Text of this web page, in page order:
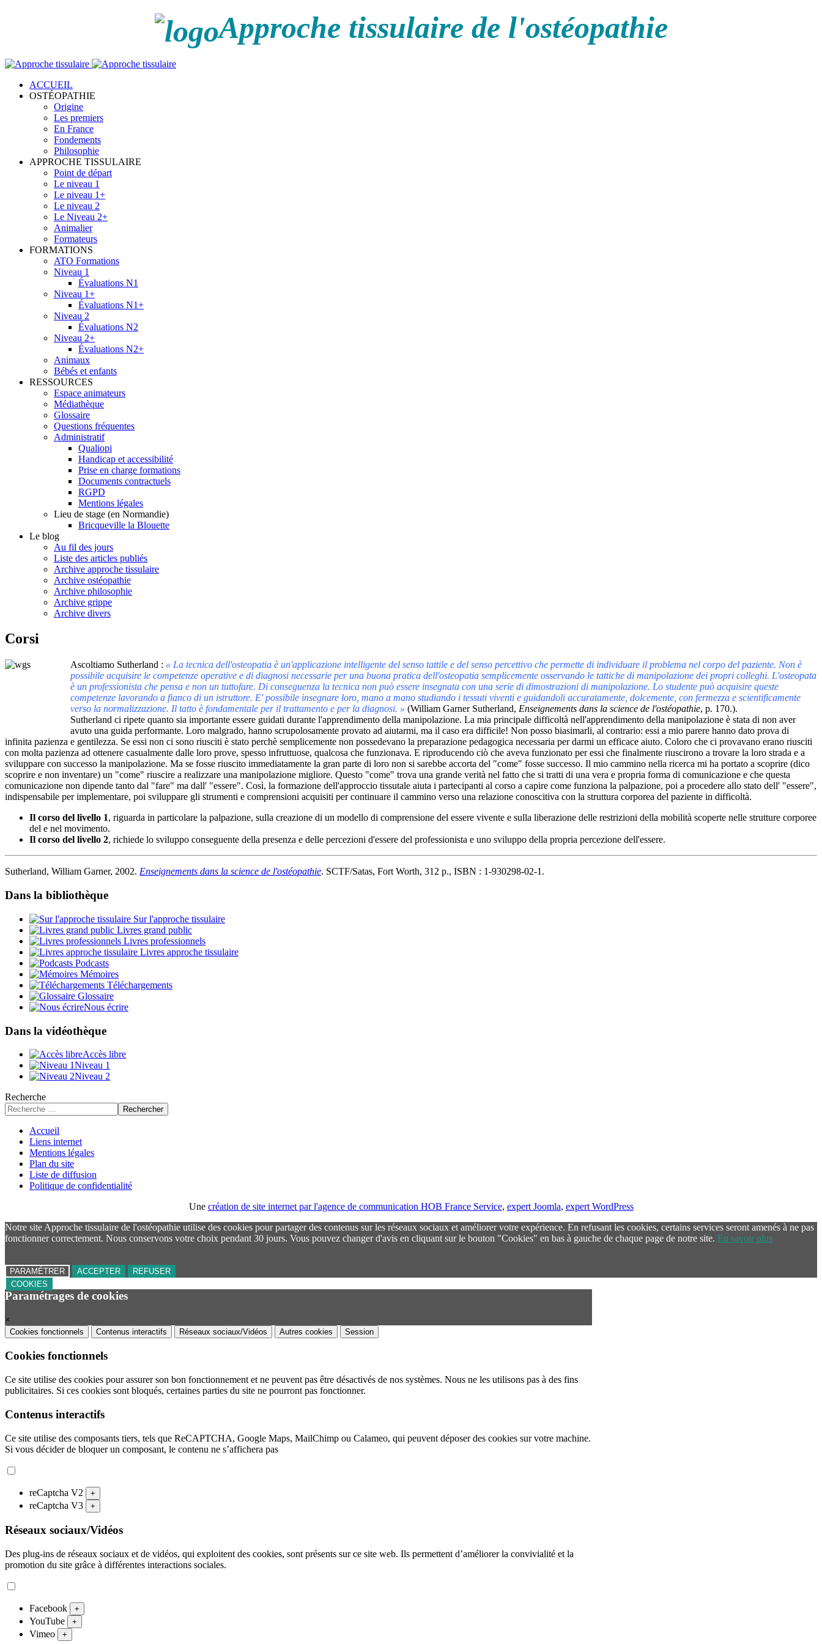
Approche tissulaire de l'ostéopathie
ACCUEIL
OSTÉOPATHIE
Origine
Les premiers
En France
Fondements
Philosophie
APPROCHE TISSULAIRE
Point de départ
Le niveau 1
Le niveau 1+
Le niveau 2
Le Niveau 2+
Animalier
Formateurs
FORMATIONS
ATO Formations
Niveau 1
Évaluations N1
Niveau 1+
Évaluations N1+
Niveau 2
Évaluations N2
Niveau 2+
Évaluations N2+
Animaux
Bébés et enfants
RESSOURCES
Espace animateurs
Médiathèque
Glossaire
Questions fréquentes
Administratif
Qualiopi
Handicap et accessibilité
Prise en charge formations
Documents contractuels
RGPD
Mentions légales
Lieu de stage (en Normandie)
Bricqueville la Blouette
Le blog
Au fil des jours
Liste des articles publiés
Archive approche tissulaire
Archive ostéopathie
Archive philosophie
Archive grippe
Archive divers
Corsi
Ascoltiamo Sutherland : « La tecnica dell'osteopatia è un'applicazione intelligente del senso tattile e del senso percettivo che permette di individuare il problema nel corpo del paziente. Non è
possibile acquisire le competenze operative e di diagnosi necessarie per una buona pratica dell'osteopatia semplicemente osservando le tattiche di manipolazione dei propri colleghi. L'osteopata
è un professionista che pensa e non un tuttofare. Di conseguenza la tecnica non può essere insegnata con una serie di dimostrazioni di manipolazione. Lo studente può acquisire queste
competenze lavorando a fianco di un istruttore. E' possibile insegnare loro, mano a mano studiando i tessuti viventi e guidandoli accuratamente, dolcemente, con fermezza e scientificamente
verso la normalizzazione. Il tatto è fondamentale per il trattamento e per la diagnosi. » (William Garner Sutherland, Enseignements dans la science de l'ostéopathie, p. 170.).
Sutherland ci ripete quanto sia importante essere guidati durante l'apprendimento della manipolazione. La mia principale difficoltà nell'apprendimento della manipolazione è stata di non aver
avuto una guida performante. Loro malgrado, hanno scrupolosamente provato ad aiutarmi, ma il caso era difficile! Non posso biasimarli, al contrario: essi a mio parere hanno dato prova di
infinita pazienza e gentilezza. Se essi non ci sono riusciti è stato perchè semplicemente non possedevano la preparazione pedagogica necessaria per darmi un efficace aiuto. Coloro che ci provavano erano riusciti
con molta pazienza ad ottenere casualmente dalle loro prove, spesso infruttuose, qualcosa che funzionava. E riproducendo ciò che aveva funzionato per essi che finalmente riuscirono a trovare la loro strada e a
sviluppare con successo la manipolazione. Ma se fosse riuscito immediatamente la gran parte di loro non si sarebbe accorta del "come" fosse successo. Il mio cammino nella ricerca mi ha portato a scoprire (dico
scoprire e non inventare) un "come" riuscire a realizzare una manipolazione migliore. Questo "come" trova una grande verità nel fatto che si tratti di una vera e propria forma di comunicazione e che questa
comunicazione non dipende tanto dal "fare" ma dall' "essere". Così, la formazione dell'approccio tissutale aiuta i partecipanti al corso a capire come funziona la palpazione, poi a procedere allo stato dell' "essere",
indispensabile per implementare, poi sviluppare gli strumenti e comprensioni acquisiti per continuare il cammino verso una relazione conoscitiva con la struttura corporea del paziente in difficoltà.
Il corso del livello 1, riguarda in particolare la palpazione, sulla creazione di un modello di comprensione del essere vivente e sulla liberazione delle restrizioni della mobilità scoperte nelle strutture corporee
del e nel movimento.
Il corso del livello 2, richiede lo sviluppo conseguente della presenza e delle percezioni d'essere del professionista e uno sviluppo della propria percezione dell'essere.
Sutherland, William Garner, 2002. Enseignements dans la science de l'ostéopathie. SCTF/Satas, Fort Worth, 312 p., ISBN : 1-930298-02-1.
Dans la bibliothèque
Sur l'approche tissulaire
Livres grand public
Livres professionnels
Livres approche tissulaire
Podcasts
Mémoires
Téléchargements
Glossaire
Nous écrire
Dans la vidéothèque
Accès libre
Niveau 1
Niveau 2
Recherche
Rechercher
Accueil
Liens internet
Mentions légales
Plan du site
Liste de diffusion
Politique de confidentialité
Une création de site internet par l'agence de communication HOB France Service, expert Joomla, expert WordPress
Notre site Approche tissulaire de l'ostéopathie utilise des cookies pour partager des contenus sur les réseaux sociaux et améliorer votre expérience. En refusant les cookies, certains services seront amenés à ne pas
fonctionner correctement. Nous conservons votre choix pendant 30 jours. Vous pouvez changer d'avis en cliquant sur le bouton "Cookies" en bas à gauche de chaque page de notre site. En savoir plus
PARAMÉTRER ACCEPTER
REFUSER
COOKIES
Paramétrages de cookies
×
Cookies fonctionnels Contenus interactifs Réseaux sociaux/Vidéos Autres cookies Session
Cookies fonctionnels
Ce site utilise des cookies pour assurer son bon fonctionnement et ne peuvent pas être désactivés de nos systèmes. Nous ne les utilisons pas à des fins
publicitaires. Si ces cookies sont bloqués, certaines parties du site ne pourront pas fonctionner.
Contenus interactifs
Ce site utilise des composants tiers, tels que ReCAPTCHA, Google Maps, MailChimp ou Calameo, qui peuvent déposer des cookies sur votre machine.
Si vous décider de bloquer un composant, le contenu ne s’affichera pas
reCaptcha V2 +
reCaptcha V3 +
Réseaux sociaux/Vidéos
Des plug-ins de réseaux sociaux et de vidéos, qui exploitent des cookies, sont présents sur ce site web. Ils permettent d’améliorer la convivialité et la
promotion du site grâce à différentes interactions sociales.
Facebook +
YouTube +
Vimeo +